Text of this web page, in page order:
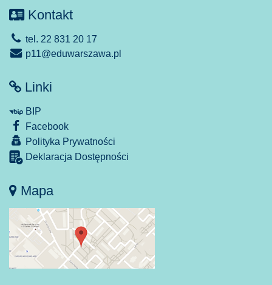
Kontakt
tel. 22 831 20 17
p11@eduwarszawa.pl
Linki
BIP
Facebook
Polityka Prywatności
Deklaracja Dostępności
Mapa